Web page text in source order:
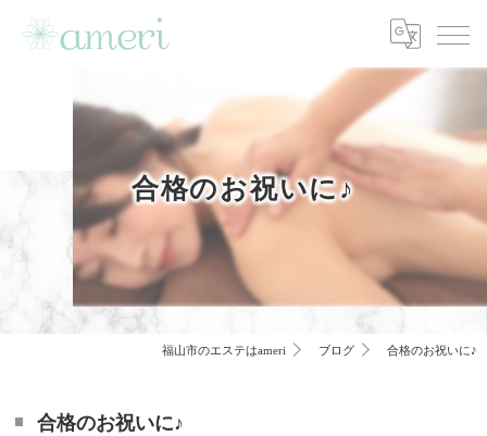
合格のお祝いに♪
福山市のエステはameri ブログ 合格のお祝いに♪
合格のお祝いに♪